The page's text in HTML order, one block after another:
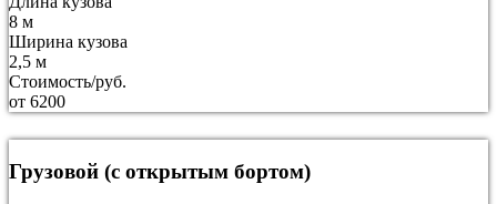
8 м
Ширина кузова
2,5 м
Стоимость/руб.
от 6200
Грузовой (с открытым бортом)